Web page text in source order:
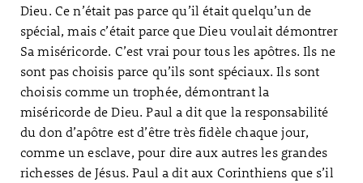
Dieu. Ce n’était pas parce qu’il était quelqu’un de
spécial, mais c’était parce que Dieu voulait démontrer
Sa miséricorde. C’est vrai pour tous les apôtres. Ils ne
sont pas choisis parce qu’ils sont spéciaux. Ils sont
choisis comme un trophée, démontrant la
miséricorde de Dieu. Paul a dit que la responsabilité
du don d’apôtre est d’être très fidèle chaque jour,
comme un esclave, pour dire aux autres les grandes
richesses de Jésus. Paul a dit aux Corinthiens que s’il